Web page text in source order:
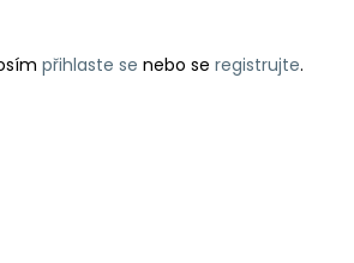
přihlaste se nebo se registrujte.